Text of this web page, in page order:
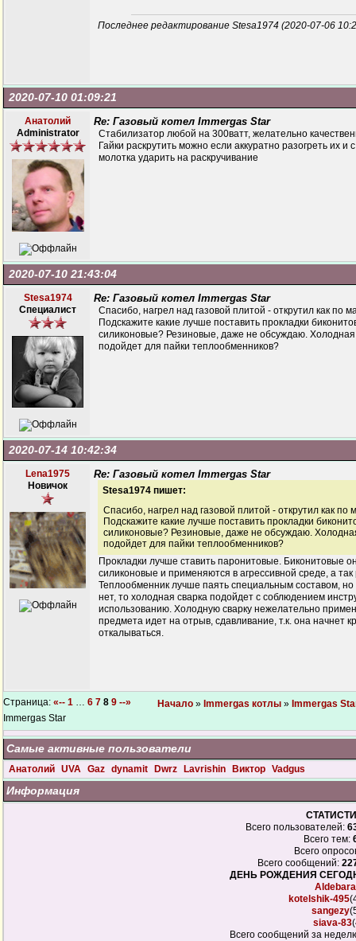
Последнее редактирование Stesa1974 (2020-07-06
2020-07-10 01:09:21
Анатолий
Administrator
Re: Газовый котел Immergas Star
Стабилизатор любой на 300ватт, желательно
Гайки раскрутить можно если аккуратно разогреть их
молотка ударить на раскручивание
2020-07-10 21:43:04
Stesa1974
Специалист
Re: Газовый котел Immergas Star
Спасибо, нагрел над газовой плитой - открутил как по
Подскажите какие лучше поставить прокладки
силиконовые? Резиновые, даже не обсуждаю. Холодная
подойдет для пайки теплообменников?
2020-07-14 10:42:34
Lena1975
Новичок
Re: Газовый котел Immergas Star
Stesa1974 пишет:
Спасибо, нагрел над газовой плитой - открутил как по
Подскажите какие лучше поставить прокладки
силиконовые? Резиновые, даже не обсуждаю.
подойдет для пайки теплообменников?
Прокладки лучше ставить паронитовые. Биконитовые
силиконовые и применяются в агрессивной среде, а
Теплообменник лучше паять специальным составом, но
нет, то холодная сварка подойдет с соблюдением
использованию. Холодную сварку нежелательно
предмета идет на отрыв, сдавливание, т.к. она начнет
откалываться.
Страница: «-- 1 … 6 7 8 9 --» Начало » Immergas котлы » Immergas
Immergas Star
Самые активные пользователи
Анатолий UVA Gaz dynamit Dwrz Lavrishin Виктор Vadgus
Информация
Всего пользователей:
Всего тем:
Всего
Всего сообщений:
ДЕНЬ РОЖДЕНИЯ
kotelshik-495
sangezy
siava-83
Всего сообщений за